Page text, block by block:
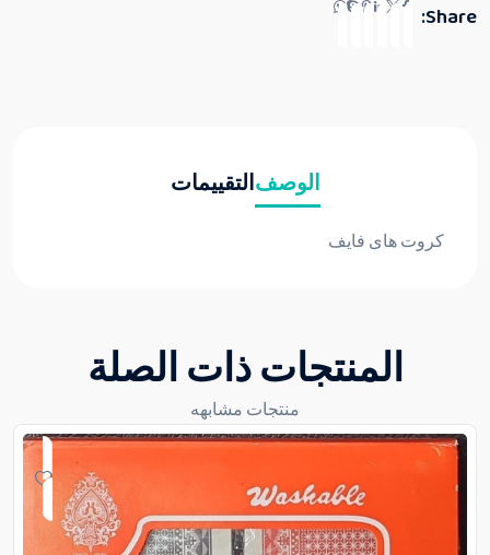
Share:
الوصفالتقييمات
كروت هاى فايف
المنتجات ذات الصلة
منتجات مشابهه